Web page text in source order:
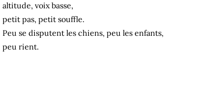
altitude, voix basse,
petit pas, petit souffle.
Peu se disputent les chiens, peu les enfants,
peu rient.